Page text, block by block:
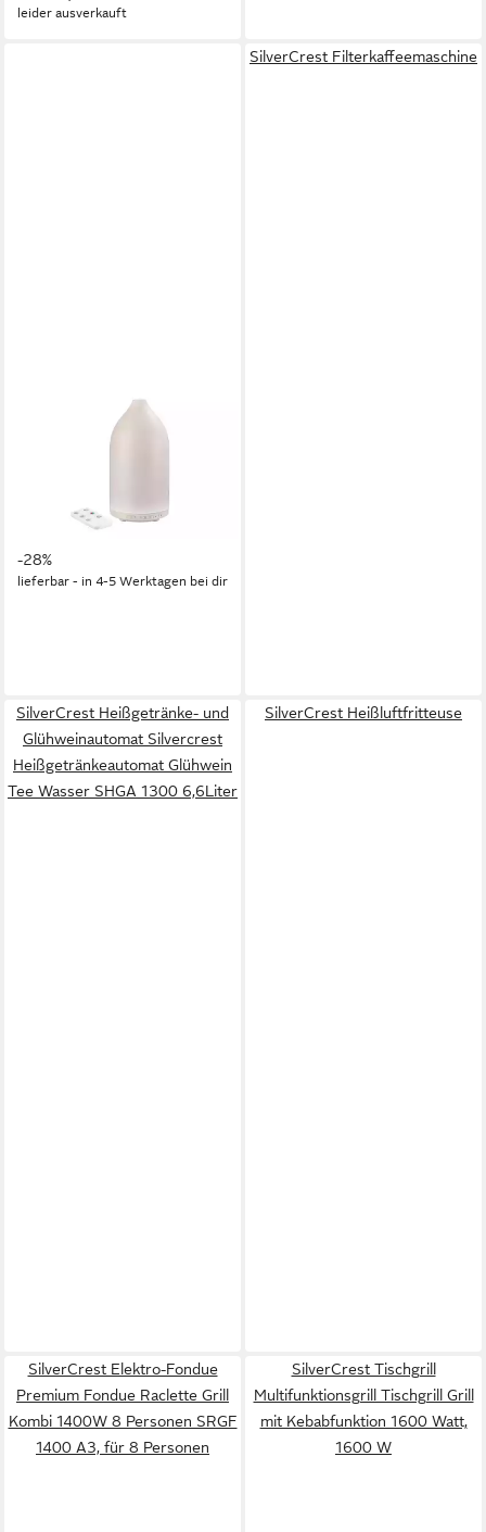
leider ausverkauft
Diffuser Ultraschall Aroma
0.12 l Wassertank, LED-
Farbwechsel mit festen oder
wechselnden Farben
UVP
-28%
lieferbar - in 4-5 Werktagen bei dir
SilverCrest Filterkaffeemaschine
SilverCrest Heißgetränke- und
Glühweinautomat Silvercrest
Heißgetränkeautomat Glühwein
Tee Wasser SHGA 1300 6,6Liter
SilverCrest Heißluftfritteuse
SilverCrest Elektro-Fondue
Premium Fondue Raclette Grill
Kombi 1400W 8 Personen SRGF
1400 A3, für 8 Personen
SilverCrest Tischgrill
Multifunktionsgrill Tischgrill Grill
mit Kebabfunktion 1600 Watt,
1600 W